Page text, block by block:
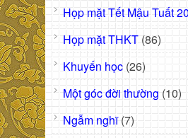
Họp mặt Tết Mậu Tuất
Họp mặt THKT (86)
Khuyến học (26)
Một góc đời thường (10)
Ngẫm nghĩ(7)